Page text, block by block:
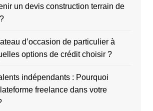
un devis construction terrain de
d’occasion de particulier à
options de crédit choisir ?
indépendants : Pourquoi
freelance dans votre